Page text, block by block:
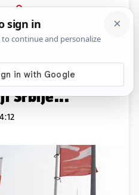
PRIJAVA
Komentari
sankcije
Srbije...